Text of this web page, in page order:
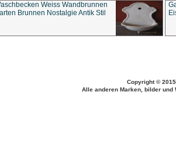
Weiss Wandbrunnen
Brunnen Nostalgie Antik Stil
Copyright ©
Alle anderen Marken, bilder und